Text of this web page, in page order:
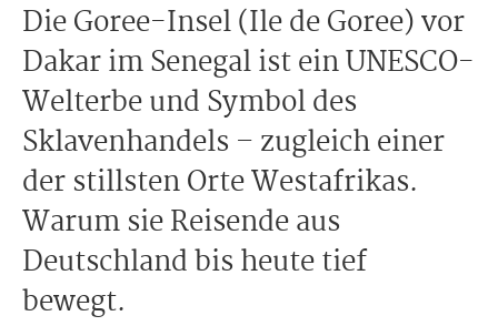
Die Goree-Insel (Ile de Goree) vor
Dakar im Senegal ist ein UNESCO-
Welterbe und Symbol des
Sklavenhandels – zugleich einer
der stillsten Orte Westafrikas.
Warum sie Reisende aus
Deutschland bis heute tief
bewegt.